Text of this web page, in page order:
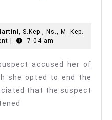
S.Kep., Ns., M. Kep.
7:04 am
accused her of
she opted to end the
that the suspect